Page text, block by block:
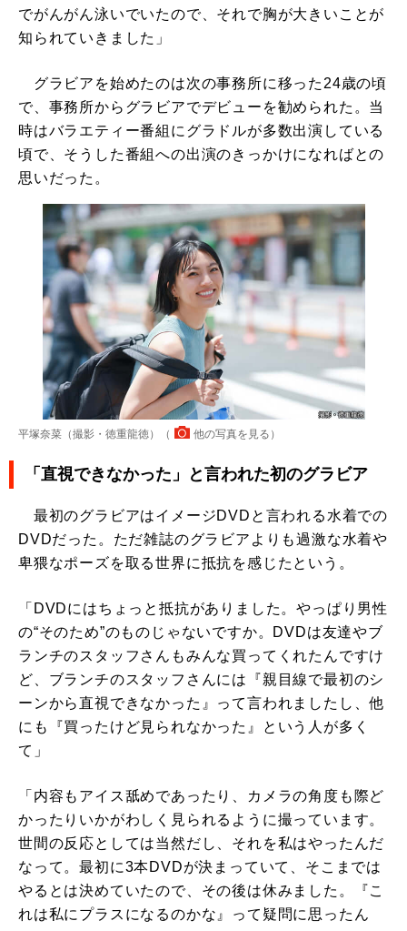
でがんがん泳いでいたので、それで胸が大きいことが
知られていきました」
グラビアを始めたのは次の事務所に移った24歳の頃
で、事務所からグラビアでデビューを勧められた。当
時はバラエティー番組にグラドルが多数出演している
頃で、そうした番組への出演のきっかけになればとの
思いだった。
平塚奈菜（撮影・徳重龍徳）（ 他の写真を見る ）
「直視できなかった」と言われた初のグラビア
最初のグラビアはイメージDVDと言われる水着での
DVDだった。ただ雑誌のグラビアよりも過激な水着や
卑猥なポーズを取る世界に抵抗を感じたという。
「DVDにはちょっと抵抗がありました。やっぱり男性
の“そのため”のものじゃないですか。DVDは友達やブ
ランチのスタッフさんもみんな買ってくれたんですけ
ど、ブランチのスタッフさんには『親目線で最初のシ
ーンから直視できなかった』って言われましたし、他
にも『買ったけど見られなかった』という人が多く
て」
「内容もアイス舐めであったり、カメラの角度も際ど
かったりいかがわしく見られるように撮っています。
世間の反応としては当然だし、それを私はやったんだ
なって。最初に3本DVDが決まっていて、そこまでは
やるとは決めていたので、その後は休みました。『こ
れは私にプラスになるのかな』って疑問に思ったん